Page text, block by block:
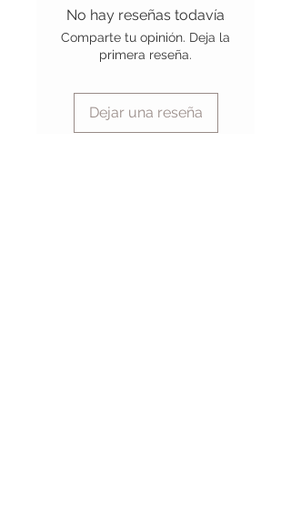
No hay reseñas todavía
Comparte tu opinión. Deja la
primera reseña.
Dejar una reseña